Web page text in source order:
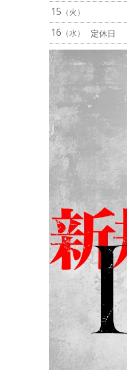
15 （火）
16 （水） 定休日